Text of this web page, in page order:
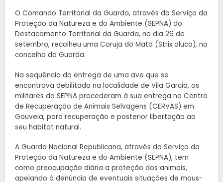
O Comando Territorial da Guarda, através do Serviço da
Proteção da Natureza e do Ambiente (SEPNA) do
Destacamento Territorial da Guarda, no dia 26 de
setembro, recolheu uma Coruja do Mato (Strix aluco), no
concelho da Guarda.
Na sequência da entrega de uma ave que se
encontrava debilitada na localidade de Vila Garcia, os
militares do SEPNA procederam à sua entrega no Centro
de Recuperação de Animais Selvagens (CERVAS) em
Gouveia, para recuperação e posterior libertação ao
seu habitat natural.
A Guarda Nacional Republicana, através do Serviço da
Proteção da Natureza e do Ambiente (SEPNA), tem
como preocupação diária a proteção dos animais,
apelando à denúncia de eventuais situações de maus-